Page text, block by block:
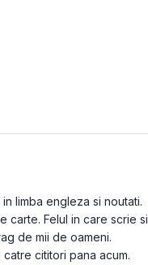
limba engleza si noutati.
carte. Felul in care scrie si
de mii de oameni.
cititori pana acum.